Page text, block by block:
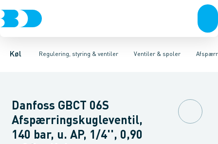
Køl Regulering, styring & ventiler
KompressorerKondenseringsaggregaterFordampere
Ventiler & spoler
Pressostater & termostaterSensorer & transmitterer
Magnetventiler til vandMagnetventiler til kølemiddel
Danfoss GBCT 06S
Afspærringskugleventil,
140 bar, u. AP, 1/4'', 0,90